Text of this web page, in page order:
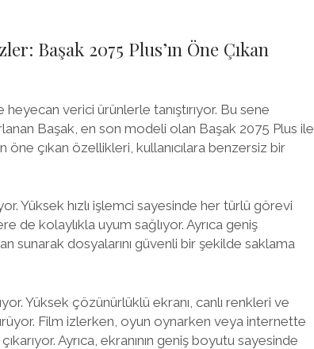
Başak 2075 Plus’ın Öne Çıkan
verici ürünlerle tanıştırıyor. Bu sene
Başak, en son modeli olan Başak 2075 Plus ile
öne çıkan özellikleri, kullanıcılara benzersiz bir
Yüksek hızlı işlemci sayesinde her türlü görevi
kolaylıkla uyum sağlıyor. Ayrıca geniş
sunarak dosyalarını güvenli bir şekilde saklama
Yüksek çözünürlüklü ekranı, canlı renkleri ve
Film izlerken, oyun oynarken veya internette
Ayrıca, ekranının geniş boyutu sayesinde